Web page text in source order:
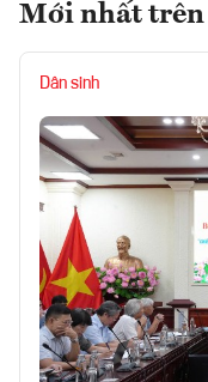
Mới nhất trên
Dân sinh